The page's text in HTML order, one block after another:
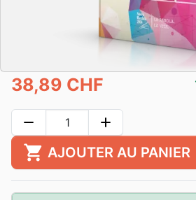
38,89 CHF
remove add
shopping_cart AJOUTER AU PANIER